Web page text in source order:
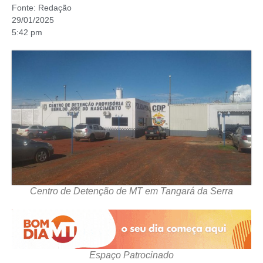
Fonte: Redação
29/01/2025
5:42 pm
Centro de Detenção de MT em Tangará da Serra
Espaço Patrocinado